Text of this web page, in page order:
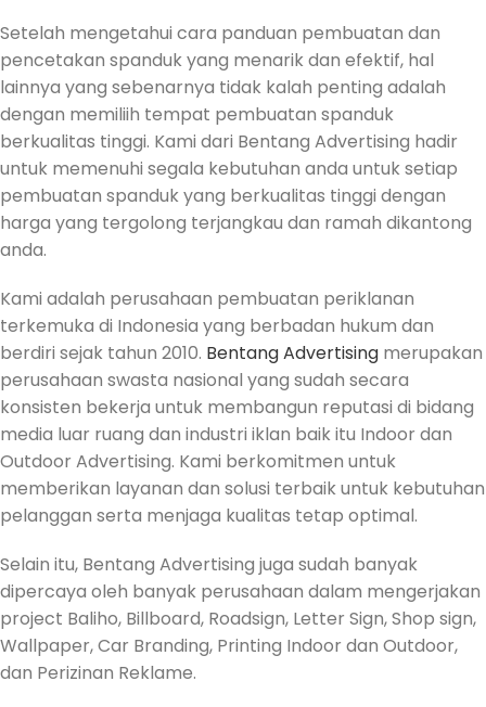
Setelah mengetahui cara panduan pembuatan dan
pencetakan spanduk yang menarik dan efektif, hal
lainnya yang sebenarnya tidak kalah penting adalah
dengan memiliih tempat pembuatan spanduk
berkualitas tinggi. Kami dari Bentang Advertising hadir
untuk memenuhi segala kebutuhan anda untuk setiap
pembuatan spanduk yang berkualitas tinggi dengan
harga yang tergolong terjangkau dan ramah dikantong
anda.
Kami adalah perusahaan pembuatan periklanan
terkemuka di Indonesia yang berbadan hukum dan
berdiri sejak tahun 2010. Bentang Advertising merupakan
perusahaan swasta nasional yang sudah secara
konsisten bekerja untuk membangun reputasi di bidang
media luar ruang dan industri iklan baik itu Indoor dan
Outdoor Advertising. Kami berkomitmen untuk
memberikan layanan dan solusi terbaik untuk kebutuhan
pelanggan serta menjaga kualitas tetap optimal.
Selain itu, Bentang Advertising juga sudah banyak
dipercaya oleh banyak perusahaan dalam mengerjakan
project Baliho, Billboard, Roadsign, Letter Sign, Shop sign,
Wallpaper, Car Branding, Printing Indoor dan Outdoor,
dan Perizinan Reklame.